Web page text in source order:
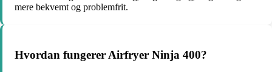
mere bekvemt og problemfrit.
Hvordan fungerer Airfryer Ninja 400?